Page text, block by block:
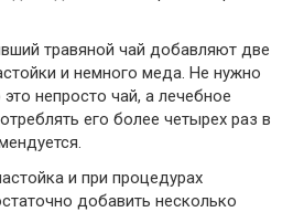
травяной чай добавляют две
и немного меда. Не нужно
непросто чай, а лечебное
его более четырех раз в
и при процедурах
добавить несколько